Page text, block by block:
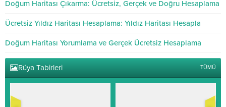
Doğum Haritası Çıkarma: Ücretsiz, Gerçek ve Doğru Hesaplama
Ücretsiz Yıldız Haritası Hesaplama: Yıldız Haritası Hesapla
Doğum Haritası Yorumlama ve Gerçek Ücretsiz Hesaplama
Rüya Tabirleri TÜMÜ